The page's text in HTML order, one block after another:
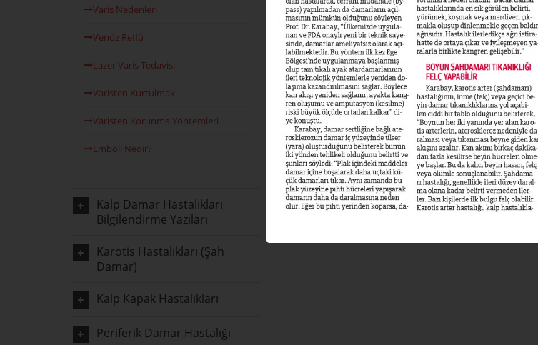
Varis Nedenleri
Venöz Reflü
Lazer Varis Tedavisi
Varisten Kurtulmak
Varisten Korunma Yöntemleri
Emboli Nedir?
Kalp Damar Hastalıkları
Bilgilendirme Yazıları
Karotis Hastalıkları (Şah
Damar)
Kalp Kapak Hastalıkları
Periferik Damar Hastalığı